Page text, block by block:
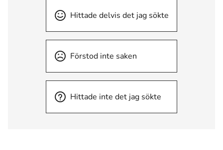
Hittade delvis det jag sökte
Förstod inte saken
Hittade inte det jag sökte